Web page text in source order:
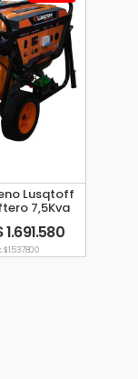
Lusqtoff
7,5Kva
15hp
1.691.580
1.537.800